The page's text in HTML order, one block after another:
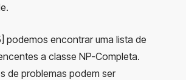
podemos encontrar uma lista de
a classe NP-Completa.
de problemas podem ser